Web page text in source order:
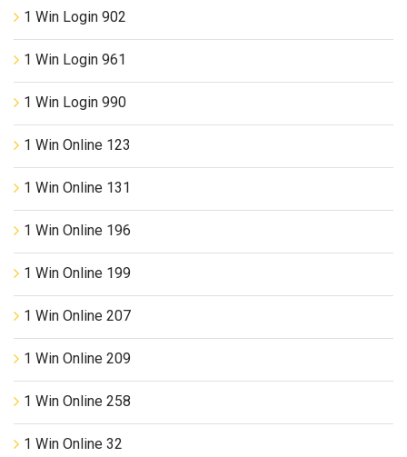
1 Win Login 902
1 Win Login 961
1 Win Login 990
1 Win Online 123
1 Win Online 131
1 Win Online 196
1 Win Online 199
1 Win Online 207
1 Win Online 209
1 Win Online 258
1 Win Online 32